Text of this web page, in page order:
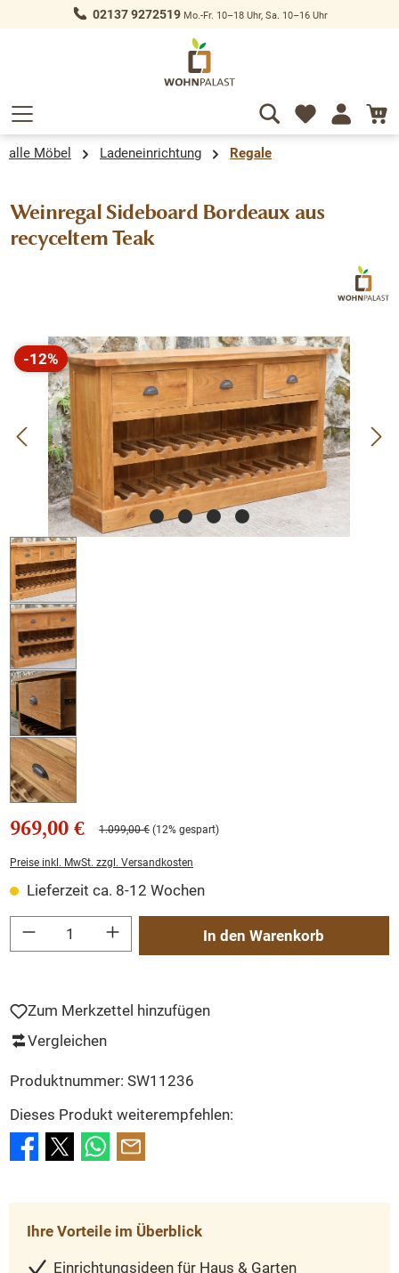
springen 02137 9272519Mo.-Fr. 10–18 Uhr, Sa. 10–16 Uhr
alle Möbel Ladeneinrichtung Regale
Weinregal Sideboard Bordeaux aus
recyceltem Teak
Bildergalerie überspringen
-12%
Rabatt
969,00 € 1.099,00 € (12% gespart)
Preise inkl. MwSt. zzgl. Versandkosten
Lieferzeit ca. 8-12 Wochen
Produkt Anzahl: Gib den gewünschten Wert ein oder benutze die Schaltflächen
In den Warenkorb
Zum Merkzettel hinzufügen
Vergleichen
Produktnummer: SW11236
Dieses Produkt weiterempfehlen:
Ihre Vorteile im Überblick
Einrichtungsideen für Haus & Garten